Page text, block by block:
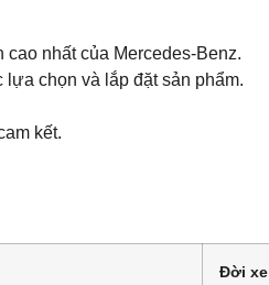
nhất của Mercedes-Benz.
chọn và lắp đặt sản phẩm.
kết.
Đời xe